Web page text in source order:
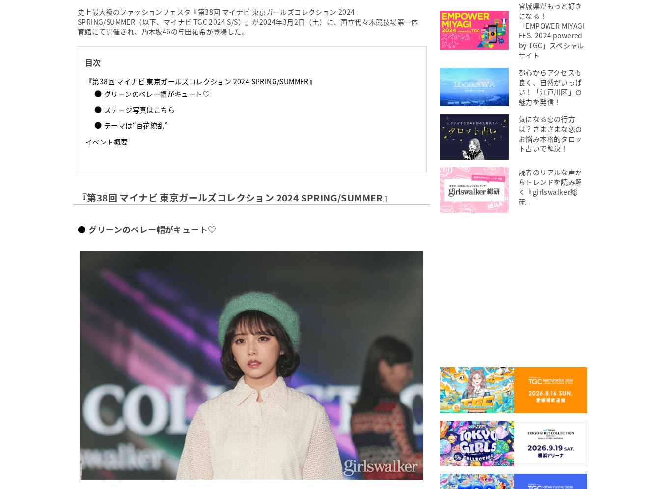
史上最大級のファッションフェスタ『第38回 マイナビ 東京ガールズコレクション 2024
SPRING/SUMMER（以下、マイナビ TGC 2024 S/S）』が2024年3月2日（土）に、国立代々木競技場第一体
育館にて開催され、乃木坂46の与田祐希が登場した。
目次
『第38回 マイナビ 東京ガールズコレクション 2024 SPRING/SUMMER』
グリーンのベレー帽がキュート♡
ステージ写真はこちら
テーマは“百花繚乱”
イベント概要
『第38回 マイナビ 東京ガールズコレクション 2024 SPRING/SUMMER』
グリーンのベレー帽がキュート♡
宮城県がもっと好き
になる！
「EMPOWER MIYAGI
FES. 2024 powered
by TGC」スペシャル
サイト
都心からアクセスも
良く、自然がいっぱ
い！「江戸川区」の
魅力を発信！
気になる恋の行方
は？さまざまな恋の
お悩み本格的タロッ
ト占いで解決！
読者のリアルな声か
らトレンドを読み解
く『girlswalker総
研』